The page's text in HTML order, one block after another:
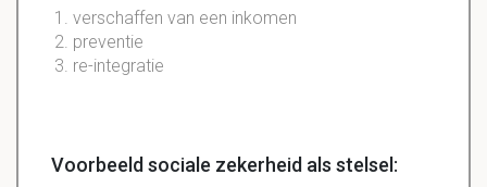
verschaffen van een inkomen
preventie
re-integratie
Voorbeeld sociale zekerheid als stelsel: